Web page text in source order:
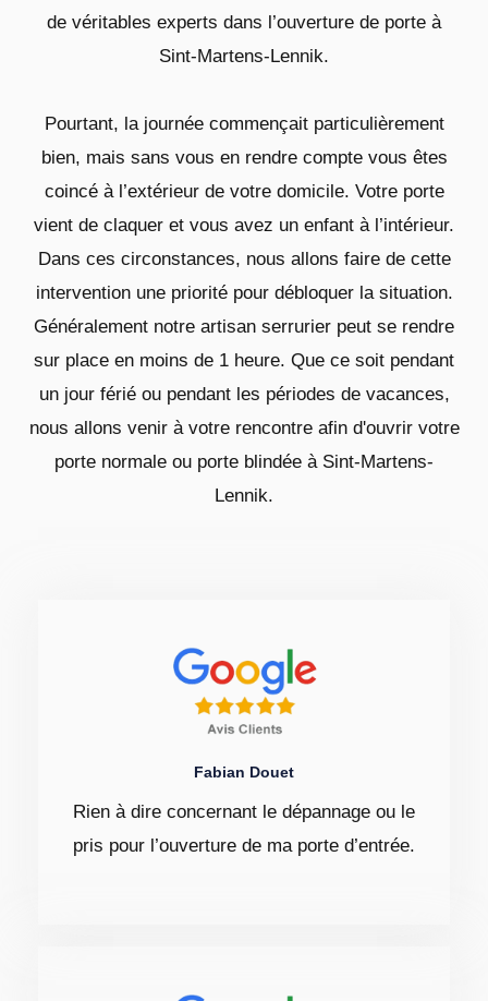
de véritables experts dans l’ouverture de porte à
Sint-Martens-Lennik.
Pourtant, la journée commençait particulièrement
bien, mais sans vous en rendre compte vous êtes
coincé à l’extérieur de votre domicile. Votre porte
vient de claquer et vous avez un enfant à l’intérieur.
Dans ces circonstances, nous allons faire de cette
intervention une priorité pour débloquer la situation.
Généralement notre artisan serrurier peut se rendre
sur place en moins de 1 heure. Que ce soit pendant
un jour férié ou pendant les périodes de vacances,
nous allons venir à votre rencontre afin d'ouvrir votre
porte normale ou porte blindée à Sint-Martens-
Lennik.
Fabian Douet
Rien à dire concernant le dépannage ou le
pris pour l’ouverture de ma porte d’entrée.